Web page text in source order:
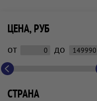
ЦЕНА, РУБ
от до
СТРАНА